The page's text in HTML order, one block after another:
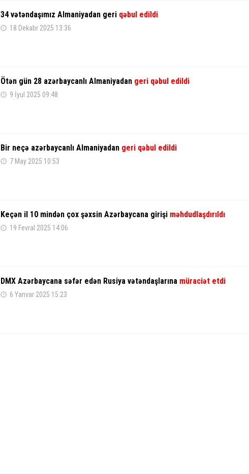
34 vətəndaşımız Almaniyadan geri qəbul edildi
18 Dekabr 2025 13:36
Ötən gün 28 azərbaycanlı Almaniyadan geri qəbul edildi
9 İyul 2025 09:48
Bir neçə azərbaycanlı Almaniyadan geri qəbul edildi
7 May 2025 10:53
Keçən il 10 mindən çox şəxsin Azərbaycana girişi məhdudlaşdırıldı
19 Fevral 2025 14:06
DMX Azərbaycana səfər edən Rusiya vətəndaşlarına müraciət etdi
6 Yanvar 2025 15:23